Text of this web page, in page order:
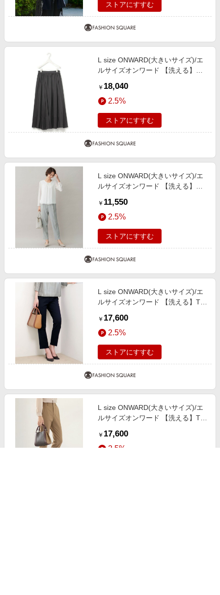
ストアにすすむ
L size ONWARD(大きいサイズ)/エ
ルサイズオンワード 【洗える】レ
ト チャコール系 46
￥ 18,040
2.5%
ストアにすすむ
L size ONWARD(大きいサイズ)/エ
ルサイズオンワード 【洗える】ダ
ードパンツ セージ 48
￥ 11,550
2.5%
ストアにすすむ
L size ONWARD(大きいサイズ)/エ
ルサイズオンワード 【洗える】T/R
ネイビー系 T15
￥ 17,600
2.5%
ストアにすすむ
L size ONWARD(大きいサイズ)/エ
ルサイズオンワード 【洗える】T/R
キャメル系 T17
￥ 17,600
2.5%